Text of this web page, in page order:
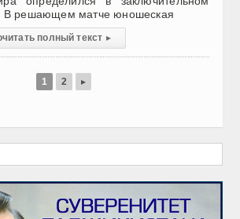
В решающем матче юношеская
полный текст ▸
1 2 ▸